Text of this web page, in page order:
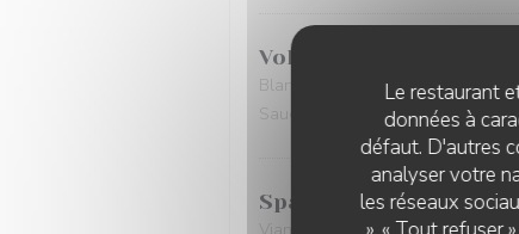
Le restaurant
données à
défaut. D'autres
analyser votre
les réseaux
Vol au Vent
Blanc de Poulet “cuit à la
Sauce aux champignons
Spaghetti Bolognaise